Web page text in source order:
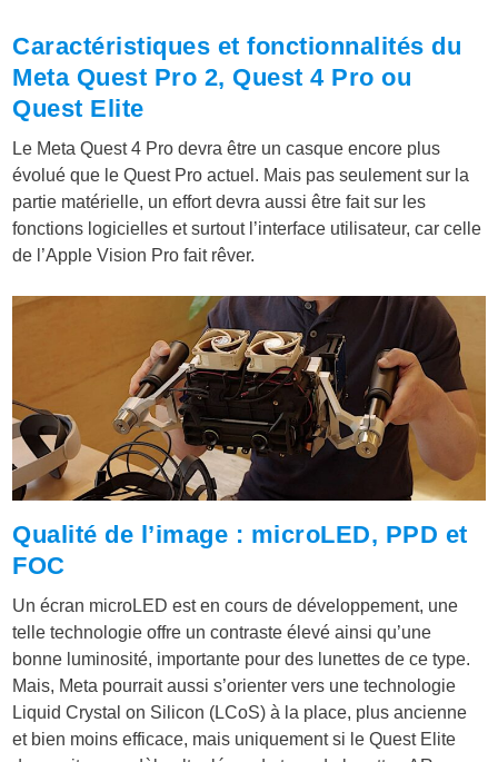
Caractéristiques et fonctionnalités du
Meta Quest Pro 2, Quest 4 Pro ou
Quest Elite
Le Meta Quest 4 Pro devra être un casque encore plus
évolué que le Quest Pro actuel. Mais pas seulement sur la
partie matérielle, un effort devra aussi être fait sur les
fonctions logicielles et surtout l’interface utilisateur, car celle
de l’Apple Vision Pro fait rêver.
Qualité de l’image : microLED, PPD et
FOC
Un écran microLED est en cours de développement, une
telle technologie offre un contraste élevé ainsi qu’une
bonne luminosité, importante pour des lunettes de ce type.
Mais, Meta pourrait aussi s’orienter vers une technologie
Liquid Crystal on Silicon (LCoS) à la place, plus ancienne
et bien moins efficace, mais uniquement si le Quest Elite